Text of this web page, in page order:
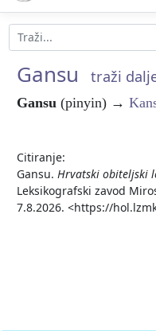
Gansu traži
Gansu (pinyin) →
Citiranje:
Gansu. Hrvatski obiteljski
Leksikografski zavod
7.8.2026. <https://